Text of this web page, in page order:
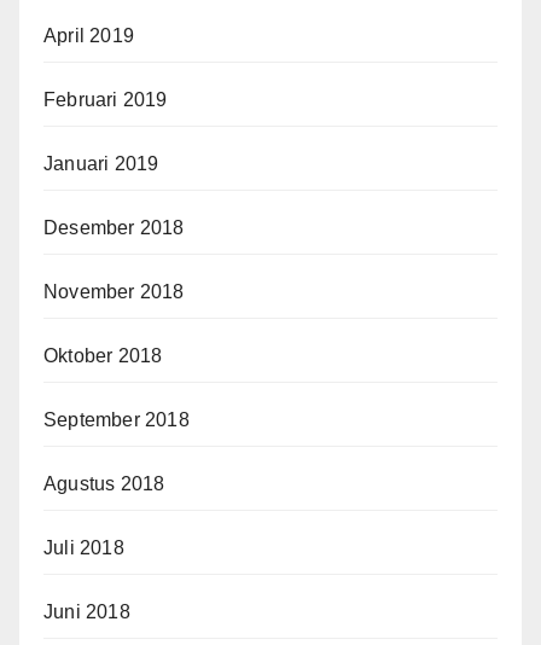
April 2019
Februari 2019
Januari 2019
Desember 2018
November 2018
Oktober 2018
September 2018
Agustus 2018
Juli 2018
Juni 2018